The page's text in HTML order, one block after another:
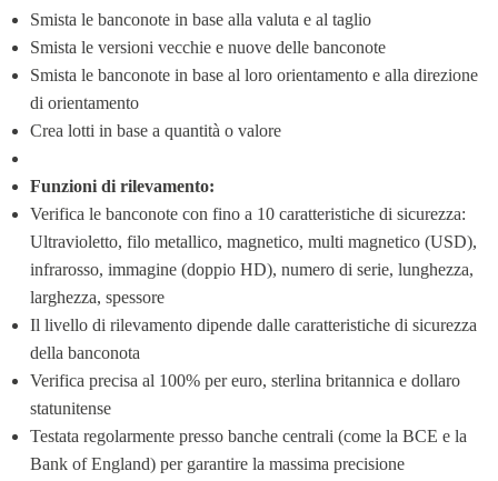
Smista le banconote in base alla valuta e al taglio
Smista le versioni vecchie e nuove delle banconote
Smista le banconote in base al loro orientamento e alla direzione
di orientamento
Crea lotti in base a quantità o valore
Funzioni di rilevamento:
Verifica le banconote con fino a 10 caratteristiche di sicurezza:
Ultravioletto, filo metallico, magnetico, multi magnetico (USD),
infrarosso, immagine (doppio HD), numero di serie, lunghezza,
larghezza, spessore
Il livello di rilevamento dipende dalle caratteristiche di sicurezza
della banconota
Verifica precisa al 100% per euro, sterlina britannica e dollaro
statunitense
Testata regolarmente presso banche centrali (come la BCE e la
Bank of England) per garantire la massima precisione